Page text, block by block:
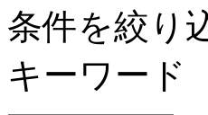
条件を絞り
キーワード